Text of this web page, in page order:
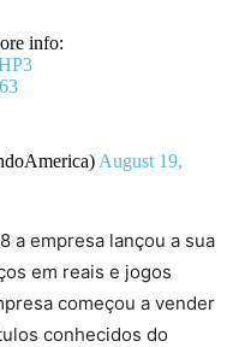
info:
August 19,
a empresa lançou a sua
em reais e jogos
começou a vender
conhecidos do